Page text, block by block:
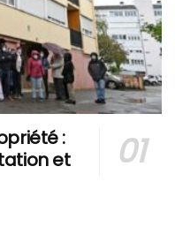
:
et